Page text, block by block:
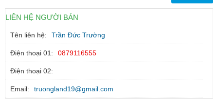
LIÊN HỆ NGƯỜI BÁN
Tên liên hệ: Trần Đức Trường
Điện thoại 01: 0879116555
Điện thoại 02:
Email: truongland19@gmail.com